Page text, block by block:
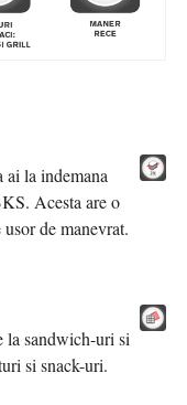
ai la indemana
Acesta are o
de manevrat.
la sandwich-uri si
si snack-uri.